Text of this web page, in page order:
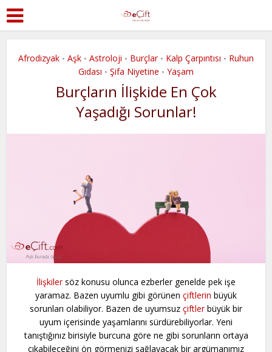
Afrodizyak • Aşk • Astroloji • Burçlar • Kalp Çarpıntısı • Ruhun
Gıdası • Şifa Niyetine • Yaşam
Burçların İlişkide En Çok
Yaşadığı Sorunlar!
İlişkilersöz konusu olunca ezberler genelde pek işe
yaramaz. Bazen uyumlu gibi görünen çiftlerin büyük
sorunları olabiliyor. Bazen de uyumsuz çiftlerbüyük bir
uyum içerisinde yaşamlarını sürdürebiliyorlar. Yeni
tanıştığınız birisiyle burcuna göre ne gibi sorunların ortaya
çıkabileceğini ön görmenizi sağlayacak bir argümanımız